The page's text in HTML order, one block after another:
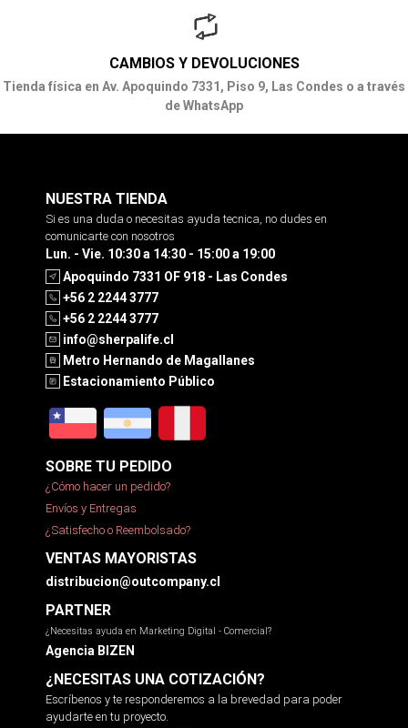
CAMBIOS Y DEVOLUCIONES
Tienda física en Av. Apoquindo 7331, Piso 9, Las Condes o a través
de WhatsApp
NUESTRA TIENDA
Si es una duda o necesitas ayuda tecnica, no dudes en
comunicarte con nosotros
Lun. - Vie. 10:30 a 14:30 - 15:00 a 19:00
Apoquindo 7331 OF 918 - Las Condes
+56 2 2244 3777
+56 2 2244 3777
info@sherpalife.cl
Metro Hernando de Magallanes
Estacionamiento Público
SOBRE TU PEDIDO
¿Cómo hacer un pedido?
Envíos y Entregas
¿Satisfecho o Reembolsado?
VENTAS MAYORISTAS
distribucion@outcompany.cl
PARTNER
¿Necesitas ayuda en Marketing Digital - Comercial?
Agencia BIZEN
¿NECESITAS UNA COTIZACIÓN?
Escríbenos y te responderemos a la brevedad para poder
ayudarte en tu proyecto.